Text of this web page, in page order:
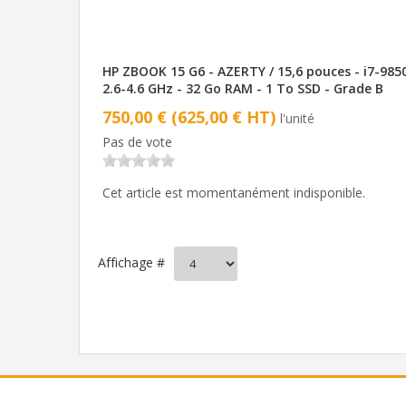
HP ZBOOK 15 G6 - AZERTY / 15,6 pouces - i7-
2.6-4.6 GHz - 32 Go RAM - 1 To SSD - Grade B
750,00 € (625,00 € HT) l'unité
Pas de vote
Cet article est momentanément indisponible.
Affichage #